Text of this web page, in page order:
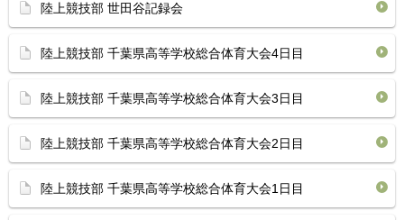
陸上競技部 世田谷記録会
陸上競技部 千葉県高等学校総合体育⁡大会4日目
陸上競技部 千葉県高等学校総合体育⁡大会3日目
陸上競技部 千葉県高等学校総合体育⁡大会2日目
陸上競技部 千葉県高等学校総合体育⁡大会1日目